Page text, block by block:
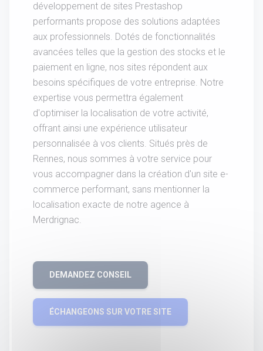
développement de sites Prestashop
performants propose des solutions adaptées
aux professionnels. Dotés de fonctionnalités
avancées telles que la gestion des stocks et le
paiement en ligne, nos sites répondent aux
besoins spécifiques de votre entreprise. Notre
expertise vous permettra également
d'optimiser la localisation de votre activité,
offrant ainsi une expérience utilisateur
personnalisée à vos clients. Situés près de
Rennes, nous sommes à votre service pour
vous accompagner dans la création d'un site e-
commerce performant, sans mentionner la
localisation exacte de notre agence à
Merdrignac.
DEMANDEZ CONSEIL
ÉCHANGEONS SUR VOTRE SITE